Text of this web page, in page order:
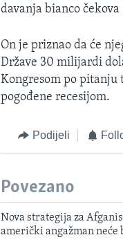
davanja bianco
On je priznao da će
Države 30 milijardi
Kongresom po pitanju
pogođene recesijom.
Podijeli
Povezano
Nova strategija za
američki angažman